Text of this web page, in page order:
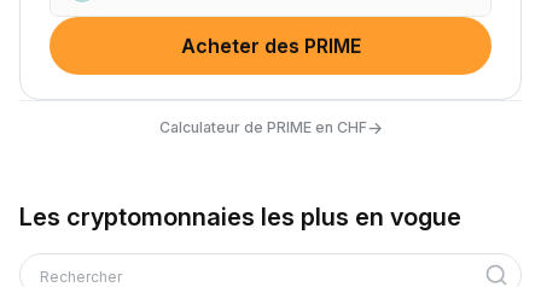
Acheter des PRIME
Calculateur de PRIME en CHF→
Les cryptomonnaies les plus en vogue
Rechercher